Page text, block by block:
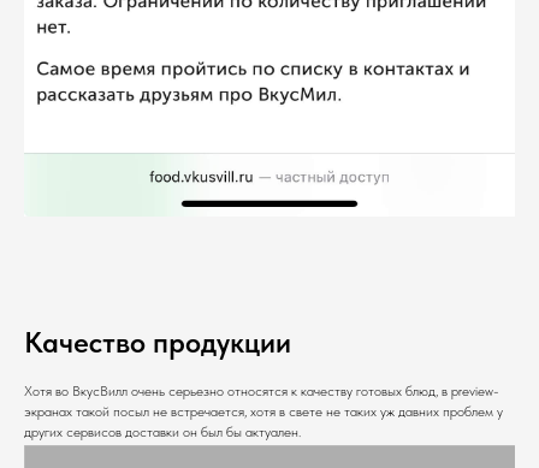
Качество продукции
Хотя во ВкусВилл очень серьезно относятся к качеству готовых блюд, в preview-
экранах такой посыл не встречается, хотя в свете не таких уж давних проблем у
других сервисов доставки он был бы актуален.